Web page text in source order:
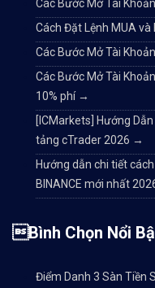
Các Bước Mở Tài
Cách Đặt Lệnh MUA
Các Bước Mở Tài
Các Bước Mở Tài
10% phí →
[ICMarkets] Hướng
tảng cTrader 2026 →
Hướng dẫn chi tiết
BINANCE mới nhất
Bình Chọn Nổi
Điểm Danh 3 Sàn Tiền